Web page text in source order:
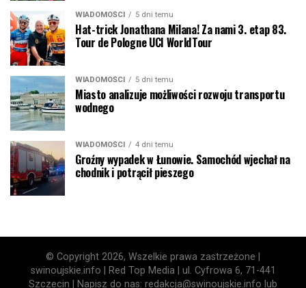
WIADOMOŚCI 5 dni temu
Hat-trick Jonathana Milana! Za nami 3. etap 83.
Tour de Pologne UCI WorldTour
WIADOMOŚCI 5 dni temu
Miasto analizuje możliwości rozwoju transportu
wodnego
WIADOMOŚCI 4 dni temu
Groźny wypadek w Łunowie. Samochód wjechał na
chodnik i potrącił pieszego
© Copyright 2026, Wszelkie prawa zastrzeżone |
swinoujskie.info | Red Top Media | ul. Cyfrowa 6, 71-441
Szczecin | Napisz do nas: redakcja@swinoujskie.info lub